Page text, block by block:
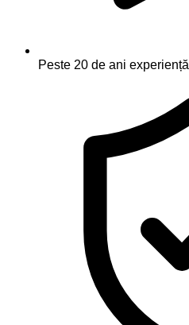
Peste 20 de ani experiență